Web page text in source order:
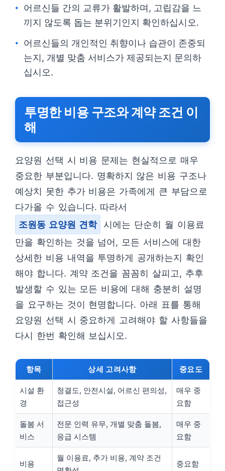
어르신들 간의 교류가 활발하며, 고립감을 느
끼지 않도록 돕는 분위기인지 확인하십시오.
어르신들의 개인적인 취향이나 습관이 존중되
는지, 개별 맞춤 서비스가 제공되는지 문의하
십시오.
투명한 비용 구조와 계약 조건 이
해
요양원 선택 시 비용 문제는 현실적으로 매우
중요한 부분입니다. 명확하지 않은 비용 구조나
예상치 못한 추가 비용은 가족에게 큰 부담으로
다가올 수 있습니다. 따라서
조원동 요양원 견학
시에는 단순히 월 이용료
만을 확인하는 것을 넘어, 모든 서비스에 대한
상세한 비용 내역을 투명하게 공개하는지 확인
해야 합니다. 계약 조건을 꼼꼼히 살피고, 추후
발생할 수 있는 모든 비용에 대해 충분히 설명
을 요구하는 것이 현명합니다. 아래 표를 통해
요양원 선택 시 중요하게 고려해야 할 사항들을
다시 한번 확인해 보십시오.
항목 상세 고려사항 중요도
시설 환
경
청결도, 안전시설, 어르신 편의성,
접근성
매우 중
요함
돌봄 서
비스
전문 인력 유무, 개별 맞춤 돌봄,
응급 시스템
매우 중
요함
비용
월 이용료, 추가 비용, 계약 조건
중요함